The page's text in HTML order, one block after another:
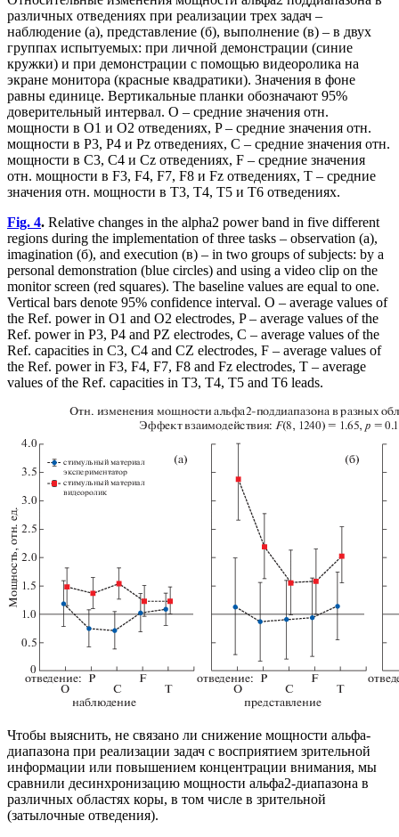
различных отведениях при реализации трех задач –
наблюдение (а), представление (б), выполнение (в) – в двух
группах испытуемых: при личной демонстрации (синие
кружки) и при демонстрации с помощью видеоролика на
экране монитора (красные квадратики). Значения в фоне
равны единице. Вертикальные планки обозначают 95%
доверительный интервал. O – средние значения отн.
мощности в O1 и O2 отведениях, P – средние значения отн.
мощности в Р3, Р4 и Рz отведениях, C – средние значения отн.
мощности в С3, С4 и Сz отведениях, F – средние значения
отн. мощности в F3, F4, F7, F8 и Fz отведениях, T – средние
значения отн. мощности в Т3, Т4, Т5 и Т6 отведениях.
Fig. 4. Relative changes in the alpha2 power band in five different
regions during the implementation of three tasks – observation (a),
imagination (б), and execution (в) – in two groups of subjects: by a
personal demonstration (blue circles) and using a video clip on the
monitor screen (red squares). The baseline values are equal to one.
Vertical bars denote 95% confidence interval. O – average values of
the Ref. power in O1 and O2 electrodes, P – average values of the
Ref. power in P3, P4 and PZ electrodes, C – average values of the
Ref. capacities in C3, C4 and CZ electrodes, F – average values of
the Ref. power in F3, F4, F7, F8 and Fz electrodes, T – average
values of the Ref. capacities in T3, T4, T5 and T6 leads.
Чтобы выяснить, не связано ли снижение мощности альфа-
диапазона при реализации задач с восприятием зрительной
информации или повышением концентрации внимания, мы
сравнили десинхронизацию мощности альфа2-диапазона в
различных областях коры, в том числе в зрительной
(затылочные отведения).